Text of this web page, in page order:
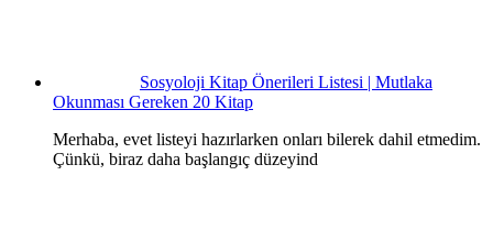
Sosyoloji Kitap Önerileri Listesi | Mutlaka
Okunması Gereken 20 Kitap
Merhaba, evet listeyi hazırlarken onları bilerek dahil etmedim.
Çünkü, biraz daha başlangıç düzeyind